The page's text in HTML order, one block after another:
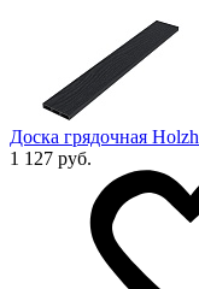
Доска грядочная
1 127 руб.